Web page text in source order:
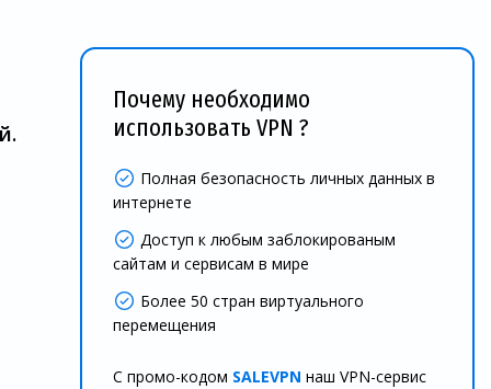
Почему необходимо
использовать VPN ?
Полная безопасность личных данных в
интернете
Доступ к любым заблокированым
сайтам и сервисам в мире
Более 50 стран виртуального
перемещения
С промо-кодом SALEVPN наш VPN-сервис